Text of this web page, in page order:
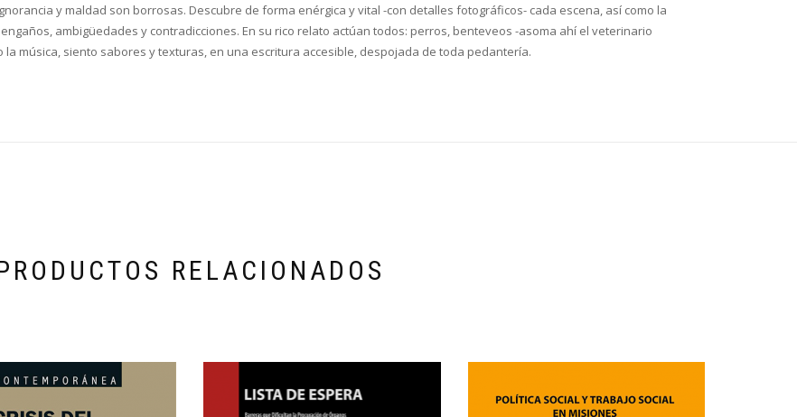
y maldad son borrosas. Descubre de forma enérgica y vital -con detalles fotográficos- cada escena, así como la
ambigüedades y contradicciones. En su rico relato actúan todos: perros, benteveos -asoma ahí el veterinario
música, siento sabores y texturas, en una escritura accesible, despojada de toda pedantería.
RELACIONADOS